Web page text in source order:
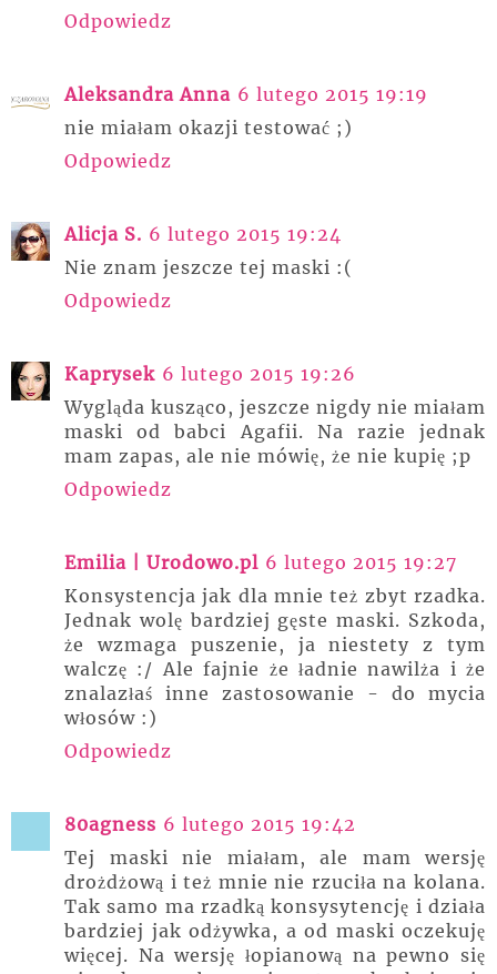
Odpowiedz
Aleksandra Anna 6 lutego 2015 19:19
nie miałam okazji testować ;)
Odpowiedz
Alicja S. 6 lutego 2015 19:24
Nie znam jeszcze tej maski :(
Odpowiedz
Kaprysek 6 lutego 2015 19:26
Wygląda kusząco, jeszcze nigdy nie miałam
maski od babci Agafii. Na razie jednak
mam zapas, ale nie mówię, że nie kupię ;p
Odpowiedz
Emilia | Urodowo.pl 6 lutego 2015 19:27
Konsystencja jak dla mnie też zbyt rzadka.
Jednak wolę bardziej gęste maski. Szkoda,
że wzmaga puszenie, ja niestety z tym
walczę :/ Ale fajnie że ładnie nawilża i że
znalazłaś inne zastosowanie - do mycia
włosów :)
Odpowiedz
80agness 6 lutego 2015 19:42
Tej maski nie miałam, ale mam wersję
drożdżową i też mnie nie rzuciła na kolana.
Tak samo ma rzadką konsysytencję i działa
bardziej jak odżywka, a od maski oczekuję
więcej. Na wersję łopianową na pewno się